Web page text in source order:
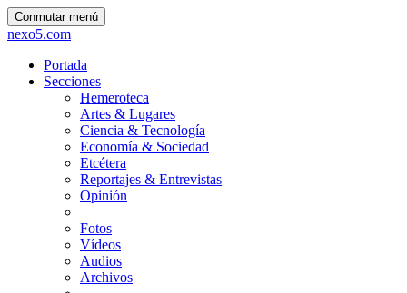
Conmutar menú
nexo5.com
Portada
Secciones
Hemeroteca
Artes & Lugares
Ciencia & Tecnología
Economía & Sociedad
Etcétera
Reportajes & Entrevistas
Opinión
Fotos
Vídeos
Audios
Archivos